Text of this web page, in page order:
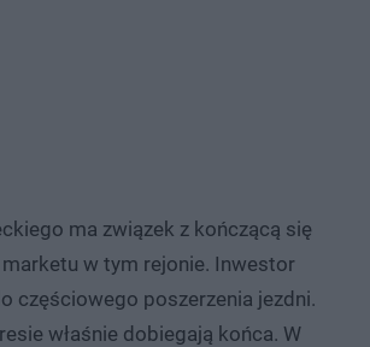
ma związek z kończącą się
w tym rejonie. Inwestor
częściowego poszerzenia jezdni.
właśnie dobiegają końca. W